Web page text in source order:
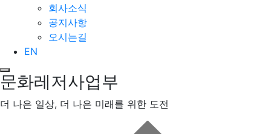
회사소식
공지사항
오시는길
EN
문화레저사업부
더 나은 일상, 더 나은 미래를 위한 도전